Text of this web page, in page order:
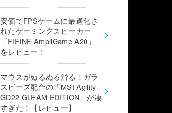
安価でFPSゲームに最適化さ
れたゲーミングスピーカー
「FIFINE AmpliGame A20」
をレビュー！
マウスがぬるぬる滑る！ガラ
スビーズ配合の「MSI Agility
GD22 GLEAM EDITION」が凄
すぎた！【レビュー】